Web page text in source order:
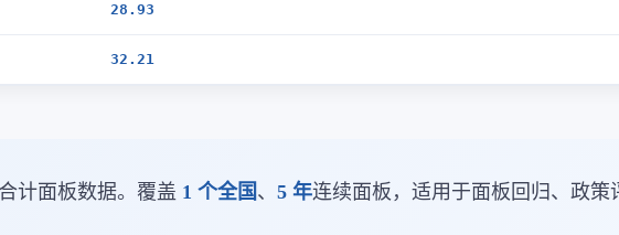
28.93
32.21
计面板数据。覆盖 1 个全国 、 5 年连续面板，适用于面板回归、政策